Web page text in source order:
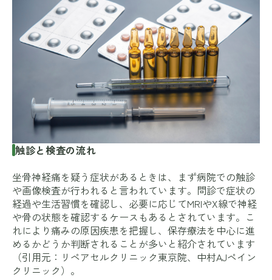
触診と検査の流れ
坐骨神経痛を疑う症状があるときは、まず病院での触診
や画像検査が行われると言われています。問診で症状の
経過や生活習慣を確認し、必要に応じてMRIやX線で神経
や骨の状態を確認するケースもあるとされています。こ
れにより痛みの原因疾患を把握し、保存療法を中心に進
めるかどうか判断されることが多いと紹介されています
（引用元： リペアセルクリニック東京院、 中村AJペイン
クリニック）。